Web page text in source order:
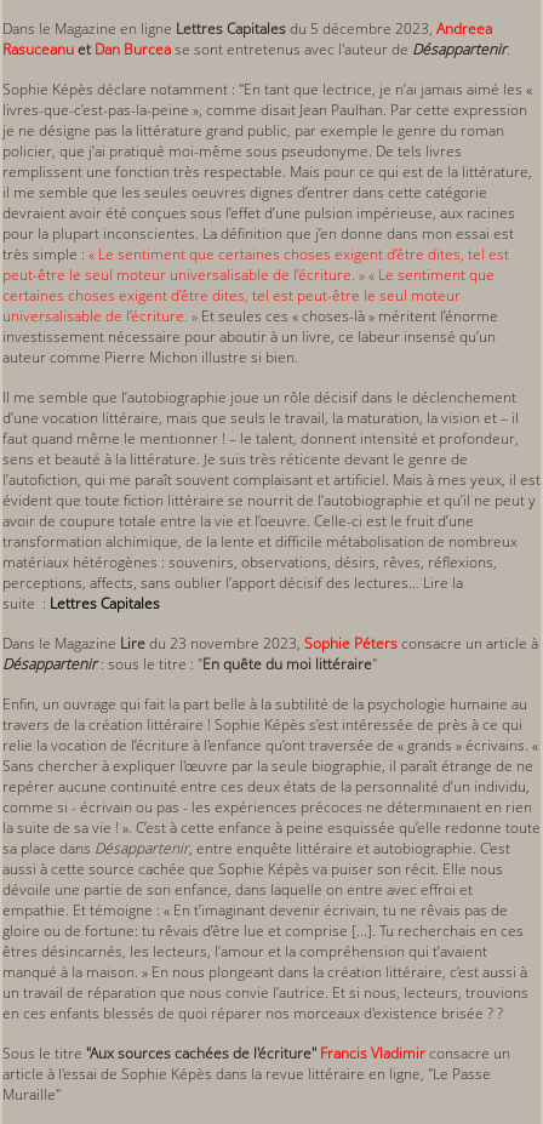
Dans le Magazine en ligne Lettres Capitalesdu 5 décembre 2023, Andreea
RasuceanuetDan Burcease sont entretenus avec l'auteur de Désappartenir.
Sophie Képès déclare notamment : "En tant que lectrice, je n’ai jamais aimé les «
livres-que-c’est-pas-la-peine », comme disait Jean Paulhan. Par cette expression
je ne désigne pas la littérature grand public, par exemple le genre du roman
policier, que j’ai pratiqué moi-même sous pseudonyme. De tels livres
remplissent une fonction très respectable. Mais pour ce qui est de la littérature,
il me semble que les seules oeuvres dignes d’entrer dans cette catégorie
devraient avoir été conçues sous l’effet d’une pulsion impérieuse, aux racines
pour la plupart inconscientes. La définition que j’en donne dans mon essai est
très simple : « Le sentiment que certaines choses exigent d’être dites, tel est
peut-être le seul moteur universalisable de l’écriture. » « Le sentiment que
certaines choses exigent d’être dites, tel est peut-être le seul moteur
universalisable de l’écriture. » Et seules ces « choses-là » méritent l’énorme
investissement nécessaire pour aboutir à un livre, ce labeur insensé qu’un
auteur comme Pierre Michon illustre si bien.
Il me semble que l’autobiographie joue un rôle décisif dans le déclenchement
d’une vocation littéraire, mais que seuls le travail, la maturation, la vision et – il
faut quand même le mentionner ! – le talent, donnent intensité et profondeur,
sens et beauté à la littérature. Je suis très réticente devant le genre de
l’autofiction, qui me paraît souvent complaisant et artificiel. Mais à mes yeux, il est
évident que toute fiction littéraire se nourrit de l’autobiographie et qu’il ne peut y
avoir de coupure totale entre la vie et l’oeuvre. Celle-ci est le fruit d’une
transformation alchimique, de la lente et difficile métabolisation de nombreux
matériaux hétérogènes : souvenirs, observations, désirs, rêves, réflexions,
perceptions, affects, sans oublier l’apport décisif des lectures… Lire la
suite : Lettres Capitales
Dans le Magazine Liredu 23 novembre 2023, Sophie Pétersconsacre un article à
Désappartenir: sous le titre : "En quête du moi littéraire"
Enfin, un ouvrage qui fait la part belle à la subtilité de la psychologie humaine au
travers de la création littéraire ! Sophie Képès s’est intéressée de près à ce qui
relie la vocation de l’écriture à l'enfance qu’ont traversée de « grands » écrivains. «
Sans chercher à expliquer l'œuvre par la seule biographie, il paraît étrange de ne
repérer aucune continuité entre ces deux états de la personnalité d’un individu,
comme si - écrivain ou pas - les expériences précoces ne déterminaient en rien
la suite de sa vie ! ». C’est à cette enfance à peine esquissée qu’elle redonne toute
sa place dans Désappartenir, entre enquête littéraire et autobiographie. C'est
aussi à cette source cachée que Sophie Képès va puiser son récit. Elle nous
dévoile une partie de son enfance, dans laquelle on entre avec effroi et
empathie. Et témoigne : « En t’imaginant devenir écrivain, tu ne rêvais pas de
gloire ou de fortune: tu rêvais d’être lue et comprise [...]. Tu recherchais en ces
êtres désincarnés, les lecteurs, l’amour et la compréhension qui t’avaient
manqué à la maison. » En nous plongeant dans la création littéraire, c’est aussi à
un travail de réparation que nous convie l’autrice. Et si nous, lecteurs, trouvions
en ces enfants blessés de quoi réparer nos morceaux d'existence brisée ? ?
Sous le titre "Aux sources cachées de l'écriture" Francis Vladimirconsacre un
article à l'essai de Sophie Képès dans la revue littéraire en ligne, "Le Passe
Muraille"